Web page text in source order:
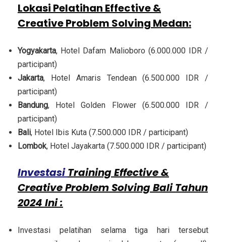
Lokasi Pelatihan Effective &
Creative Problem Solving Medan:
Yogyakarta, Hotel Dafam Malioboro (6.000.000 IDR /
participant)
Jakarta, Hotel Amaris Tendean (6.500.000 IDR /
participant)
Bandung, Hotel Golden Flower (6.500.000 IDR /
participant)
Bali, Hotel Ibis Kuta (7.500.000 IDR / participant)
Lombok, Hotel Jayakarta (7.500.000 IDR / participant)
InvestasiTraining Effective &
Creative Problem Solving Bali Tahun
2024 Ini :
Investasi pelatihan selama tiga hari tersebut